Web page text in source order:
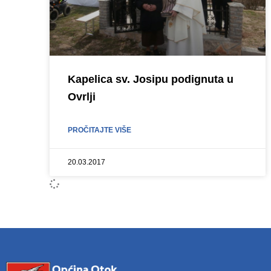
Kapelica sv. Josipu podignuta u
Ovrlji
PROČITAJTE VIŠE
20.03.2017